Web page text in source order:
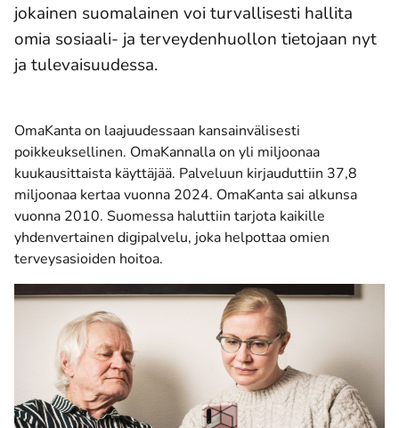
jokainen suomalainen voi turvallisesti hallita
omia sosiaali- ja terveydenhuollon tietojaan nyt
ja tulevaisuudessa.
OmaKanta on laajuudessaan kansainvälisesti
poikkeuksellinen. OmaKannalla on yli miljoonaa
kuukausittaista käyttäjää. Palveluun kirjauduttiin 37,8
miljoonaa kertaa vuonna 2024. OmaKanta sai alkunsa
vuonna 2010. Suomessa haluttiin tarjota kaikille
yhdenvertainen digipalvelu, joka helpottaa omien
terveysasioiden hoitoa.